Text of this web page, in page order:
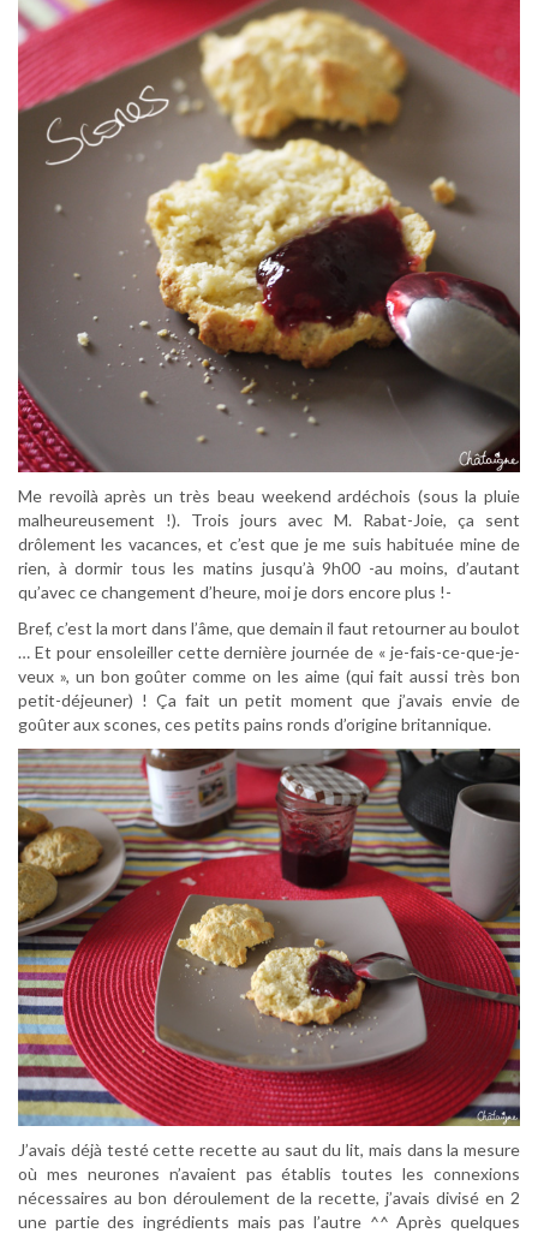
Me revoilà après un très beau weekend ardéchois (sous la pluie
malheureusement !). Trois jours avec M. Rabat-Joie, ça sent
drôlement les vacances, et c’est que je me suis habituée mine de
rien, à dormir tous les matins jusqu’à 9h00 -au moins, d’autant
qu’avec ce changement d’heure, moi je dors encore plus !-
Bref, c’est la mort dans l’âme, que demain il faut retourner au boulot
… Et pour ensoleiller cette dernière journée de « je-fais-ce-que-je-
veux », un bon goûter comme on les aime (qui fait aussi très bon
petit-déjeuner) ! Ça fait un petit moment que j’avais envie de
goûter aux scones, ces petits pains ronds d’origine britannique.
J’avais déjà testé cette recette au saut du lit, mais dans la mesure
où mes neurones n’avaient pas établis toutes les connexions
nécessaires au bon déroulement de la recette, j’avais divisé en 2
une partie des ingrédients mais pas l’autre ^^ Après quelques